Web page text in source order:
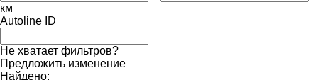
км
Autoline ID
Не хватает фильтров?
Предложить изменение
Найдено: